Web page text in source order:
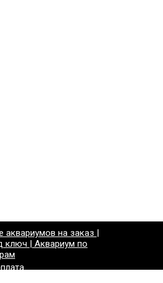
аквариумов на заказ |
ключ | Аквариум по